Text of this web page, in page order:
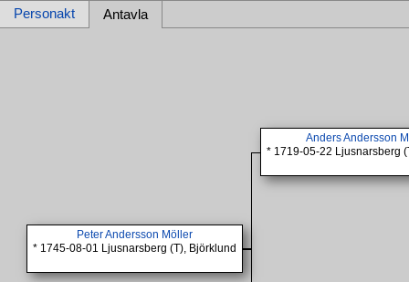
Personakt Antavla
Peter Andersson Möller
* 1745-08-01 Ljusnarsberg (T), Björklund
Anders Andersson
* 1719-05-22 Ljusnarsberg